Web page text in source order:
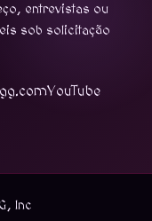
entrevistas ou
sob solicitação
YouTube
Inc